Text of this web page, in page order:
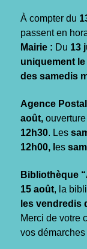
À compter du
passent en
Mairie : Du 13
uniquement le
des samedis
Agence
août, ouverture
12h30. Les
12h00, l es
Bibliothèque
15 août, la
les vendredis
Merci de votre
vos